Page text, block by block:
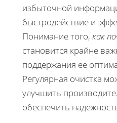
избыточной
быстродействие и
Понимание того, как
становится крайне
поддержания ее
Регулярная очистка
улучшить
обеспечить